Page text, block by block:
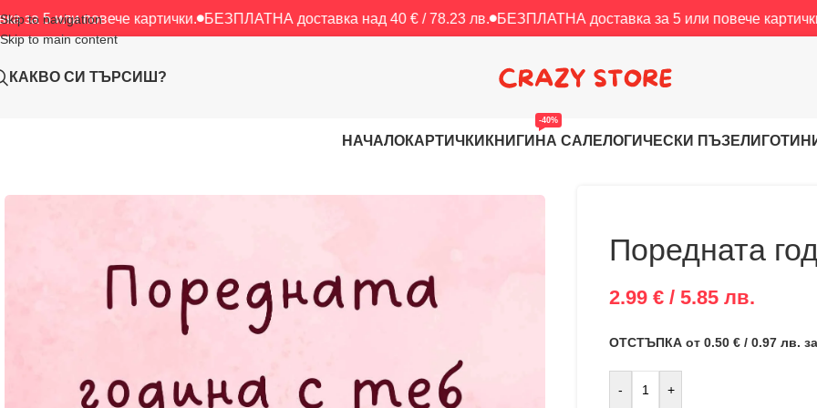
Skip to navigation
Skip to main content
картички. БЕЗПЛАТНА доставка над 40 € / 78.23 лв. БЕЗПЛАТНА доставка за 5 или повече картички.
КАКВО СИ ТЪРСИШ?
НАЧАЛОКАРТИЧКИ КНИГИ НА САЛЕ
-40%
ЛОГИЧЕСКИ ПЪЗЕЛИ
Поредната
2.99 € / 5.85 лв.
ОТСТЪПКА от 0.50 € / 0.97 лв.
- +